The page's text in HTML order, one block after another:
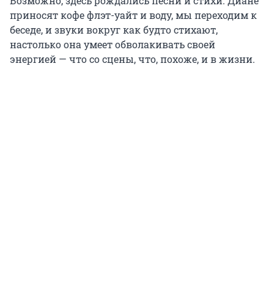
приносят кофе флэт-уайт и воду, мы переходим к
беседе, и звуки вокруг как будто стихают,
настолько она умеет обволакивать своей
энергией — что со сцены, что, похоже, и в жизни.